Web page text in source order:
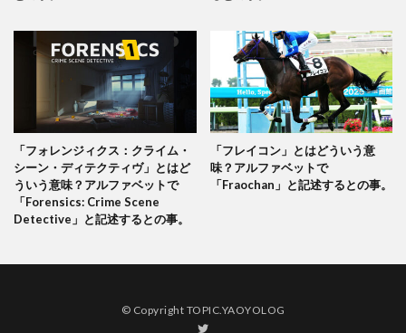
「フォレンジィクス：クライム・
シーン・ディテクティヴ」とはど
ういう意味？アルファベットで
「Forensics: Crime Scene
Detective」と記述するとの事。
「フレイコン」とはどういう意
味？アルファベットで
「Fraochan」と記述するとの事。
© Copyright TOPIC.YAOYOLOG